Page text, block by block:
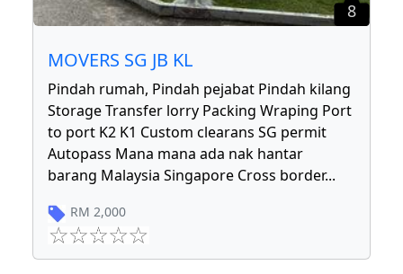
8
MOVERS SG JB KL
Pindah rumah, Pindah pejabat Pindah kilang
Storage Transfer lorry Packing Wraping Port
to port K2 K1 Custom clearans SG permit
Autopass Mana mana ada nak hantar
barang Malaysia Singapore Cross border...
RM 2,000